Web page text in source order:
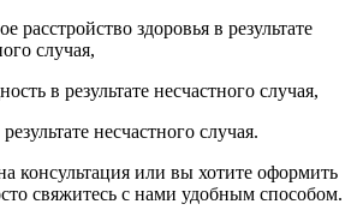
расстройство здоровья в результате
случая,
в результате несчастного случая,
несчастного случая.
консультация или вы хотите оформить
свяжитесь с нами удобным способом.